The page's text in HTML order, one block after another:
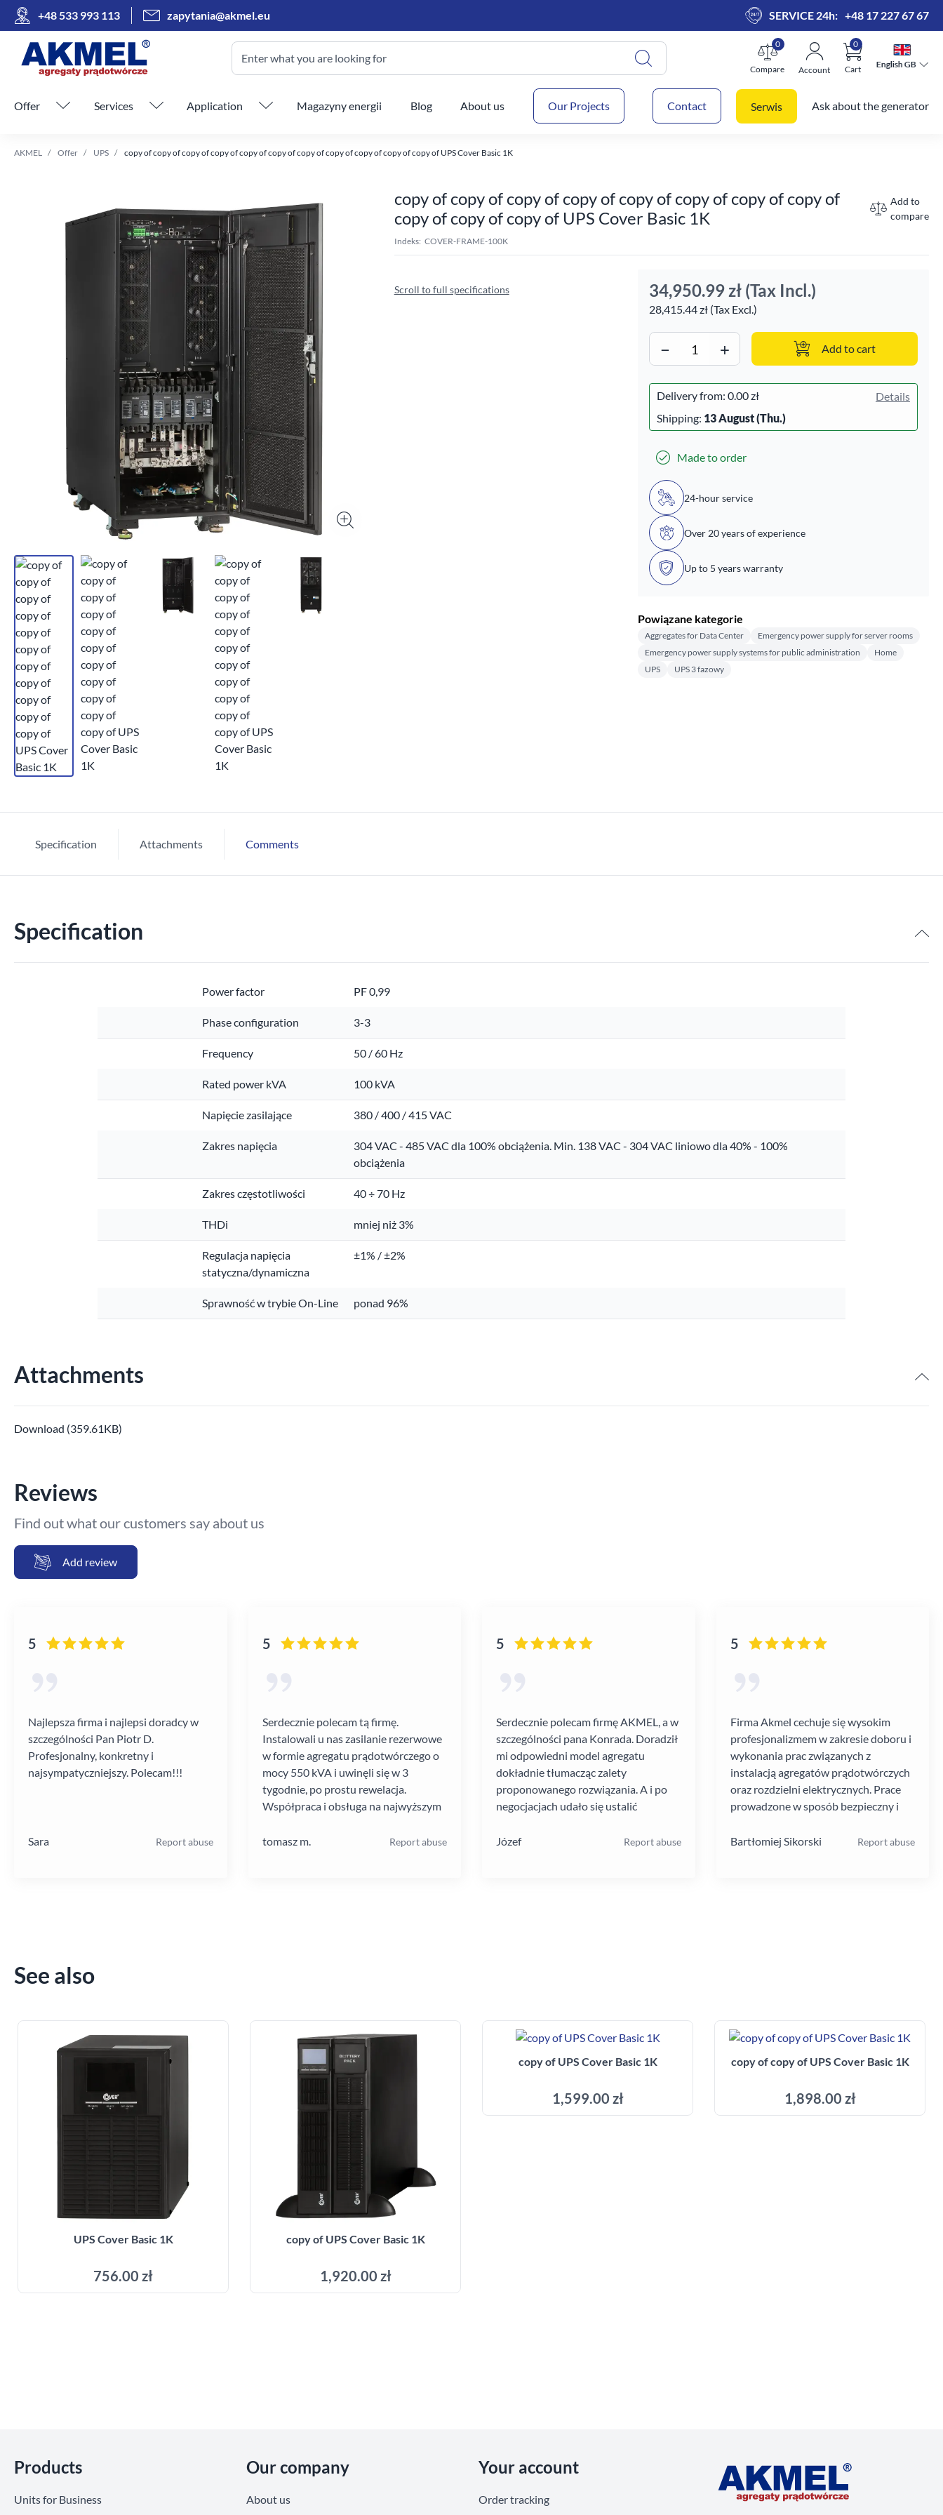
+48 533 993 113 zapytania@akmel.eu SERVICE 24h: +48 17 227 67 67
Enter what you are looking for
Compare
0
Account Cart
0
Your cart
English GB
English GB
Skip menu
Offer Services Application Magazyny energii Blog About us Our Projects Contact Serwis Ask about the generator
AKMEL Offer UPS copy of copy of copy of copy of copy of copy of copy of copy of copy of copy of copy of UPS Cover Basic 1K
copy of copy of copy of copy of copy of copy of copy of copy of
copy of copy of copy of UPS Cover Basic 1K
Add to
compare
Indeks: COVER-FRAME-100K
Scroll to full specifications 34,950.99 zł (Tax Incl.)
28,415.44 zł (Tax Excl.)
− + Add to cart
Delivery from:0.00 zł
Details
Shipping: 13 August (Thu.)
Made to order
24-hour service
Over 20 years of experience
Up to 5 years warranty
Powiązane kategorie
Aggregates for Data Center
Emergency power supply for server rooms
Emergency power supply systems for public administration
Home
UPS
UPS 3 fazowy
Specification Attachments Comments
Specification
Power factor PF 0,99
Phase configuration 3-3
Frequency 50 / 60 Hz
Rated power kVA 100 kVA
Napięcie zasilające 380 / 400 / 415 VAC
Zakres napięcia
304 VAC - 485 VAC dla 100% obciążenia. Min. 138 VAC - 304 VAC liniowo dla 40% - 100%
obciążenia
Zakres częstotliwości 40 ÷ 70 Hz
THDi mniej niż 3%
Regulacja napięcia
statyczna/dynamiczna
±1% / ±2%
Sprawność w trybie On-Line ponad 96%
Attachments
Download (359.61KB)
Reviews
Find out what our customers say about us
Add review
5
Najlepsza firma i najlepsi doradcy w
szczególności Pan Piotr D.
Profesjonalny, konkretny i
najsympatyczniejszy. Polecam!!!
Sara Report abuse
5
Serdecznie polecam tą firmę.
Instalowali u nas zasilanie rezerwowe
w formie agregatu prądotwórczego o
mocy 550 kVA i uwinęli się w 3
tygodnie, po prostu rewelacja.
Współpraca i obsługa na najwyższym
tomasz m.
Report abuse
5
Serdecznie polecam firmę AKMEL, a w
szczególności pana Konrada. Doradził
mi odpowiedni model agregatu
dokładnie tłumacząc zalety
proponowanego rozwiązania. A i po
negocjacjach udało się ustalić
szybko i schludnie. Wysoka kultura
Józef Report abuse
5
Firma Akmel cechuje się wysokim
profesjonalizmem w zakresie doboru i
wykonania prac związanych z
instalacją agregatów prądotwórczych
oraz rozdzielni elektrycznych. Prace
prowadzone w sposób bezpieczny i
Jakość i rodzaj stosowanych
Bartłomiej Sikorski Report abuse
See also
UPS Cover Basic 1K
756.00 zł
copy of UPS Cover Basic 1K
1,920.00 zł
copy of UPS Cover Basic 1K
1,599.00 zł
copy of copy of UPS Cover Basic 1K
1,898.00 zł
Products
Units for Business
Our company
About us
Your account
Order tracking